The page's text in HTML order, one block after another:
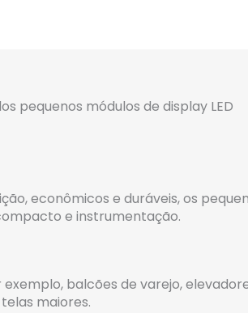
pequenos módulos de display LED
econômicos e duráveis, os
e instrumentação.
balcões de varejo,
maiores.